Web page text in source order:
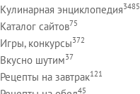
Кулинарная энциклопедия3485
Каталог сайтов75
Игры, конкурсы372
Вкусно шутим37
Рецепты на завтрак121
45